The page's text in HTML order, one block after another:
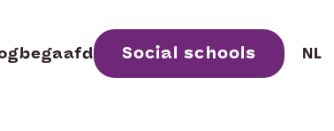
Social schools NL